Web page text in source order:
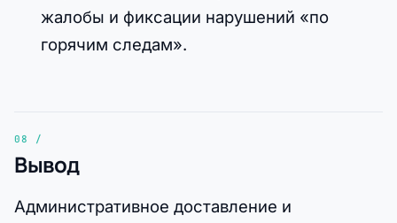
жалобы и фиксации нарушений «по
горячим следам».
Вывод
Административное доставление и